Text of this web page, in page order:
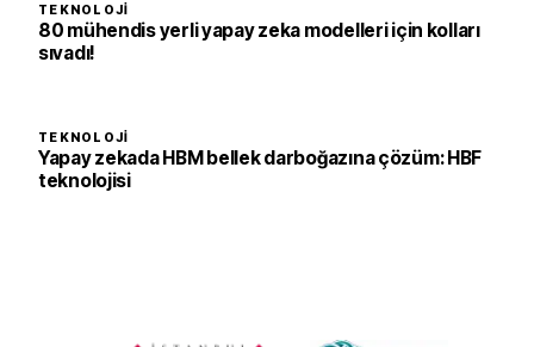
TEKNOLOJI
80 mühendis yerli yapay zeka modelleri için kolları
sıvadı!
TEKNOLOJI
Yapay zekada HBM bellek darboğazına çözüm: HBF
teknolojisi